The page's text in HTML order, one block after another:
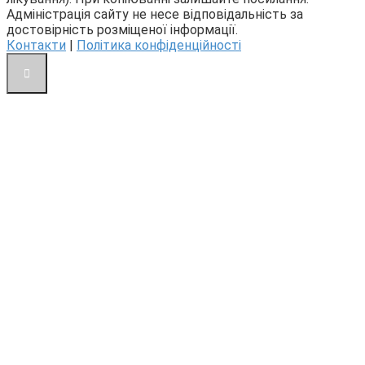
Адміністрація сайту не несе відповідальність за
достовірність розміщеної інформації.
Контакти | Політика конфіденційності